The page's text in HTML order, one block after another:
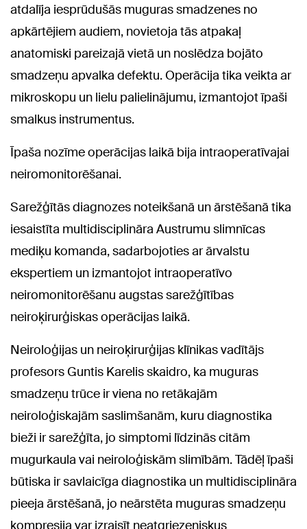
atdalīja iesprūdušās muguras smadzenes no
apkārtējiem audiem, novietoja tās atpakaļ
anatomiski pareizajā vietā un noslēdza bojāto
smadzeņu apvalka defektu. Operācija tika veikta ar
mikroskopu un lielu palielinājumu, izmantojot īpaši
smalkus instrumentus.
Īpaša nozīme operācijas laikā bija intraoperatīvajai
neiromonitorēšanai.
Sarežģītās diagnozes noteikšanā un ārstēšanā tika
iesaistīta multidisciplināra Austrumu slimnīcas
mediķu komanda, sadarbojoties ar ārvalstu
ekspertiem un izmantojot intraoperatīvo
neiromonitorēšanu augstas sarežģītības
neiroķirurģiskas operācijas laikā.
Neiroloģijas un neiroķirurģijas klīnikas vadītājs
profesors Guntis Karelis skaidro, ka muguras
smadzeņu trūce ir viena no retākajām
neiroloģiskajām saslimšanām, kuru diagnostika
bieži ir sarežģīta, jo simptomi līdzinās citām
mugurkaula vai neiroloģiskām slimībām. Tādēļ īpaši
būtiska ir savlaicīga diagnostika un multidisciplināra
pieeja ārstēšanā, jo neārstēta muguras smadzeņu
kompresija var izraisīt neatgriezeniskus